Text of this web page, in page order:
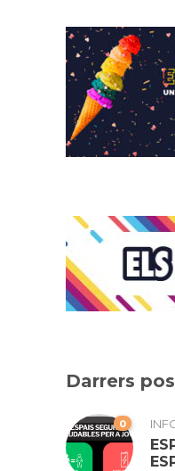
Darrers
0